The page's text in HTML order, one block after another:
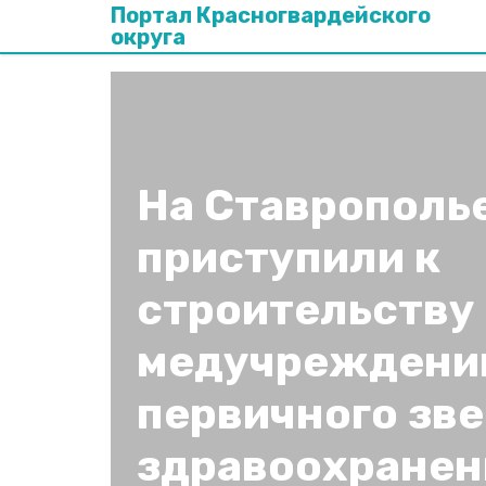
Портал Красногвардейского
округа
На
приступили к
первичного